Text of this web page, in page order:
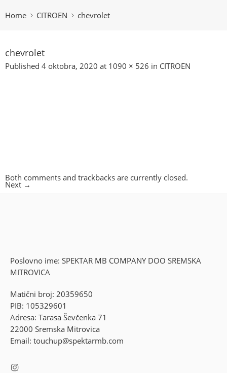
Home CITROEN chevrolet
chevrolet
Published 4 oktobra, 2020 at 1090 × 526 in CITROEN
Both comments and trackbacks are currently closed.
Next →
Poslovno ime: SPEKTAR MB COMPANY DOO SREMSKA
MITROVICA
Matični broj: 20359650
PIB: 105329601
Adresa: Tarasa Ševčenka 71
22000 Sremska Mitrovica
Email: touchup@spektarmb.com